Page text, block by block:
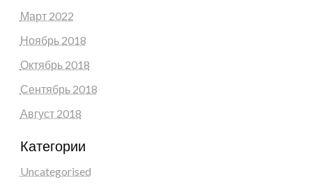
Март 2022
Ноябрь 2018
Октябрь 2018
Сентябрь 2018
Август 2018
Категории
Uncategorised